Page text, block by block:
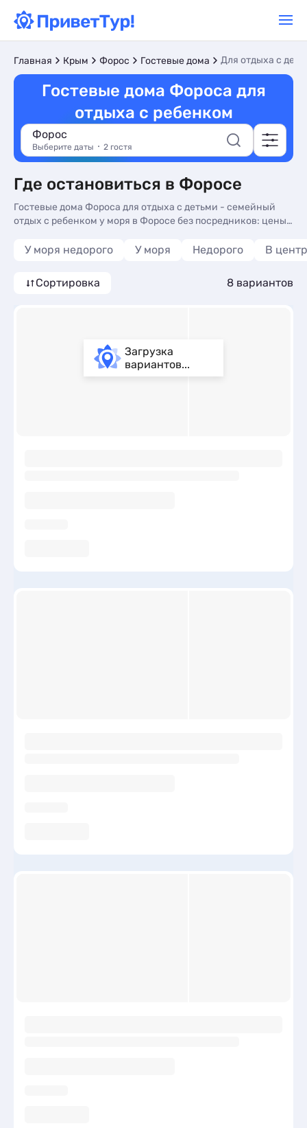
Главная Крым Форос Гостевые дома Для отдыха с
Гостевые дома Фороса для
отдыха с ребенком
Форос
Выберите даты 2 гостя
Где остановиться в Форосе
Гостевые дома Фороса для отдыха с детьми - семейный
отдых с ребенком у моря в Форосе без посредников: цены
детьми - более 10 вариантов, от 3050 руб, номера с общей
У моря недорого У моря Недорого В
Сортировка 8 вариантов
Загрузка
вариантов...